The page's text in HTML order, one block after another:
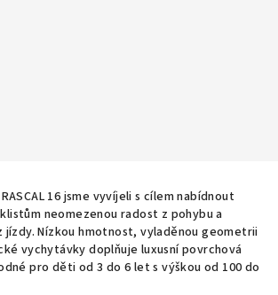
16 jsme vyvíjeli s cílem nabídnout
neomezenou radost z pohybu a
jízdy. Nízkou hmotnost, vyladěnou geometrii
vychytávky doplňuje luxusní povrchová
pro děti od 3 do 6 let s výškou od 100 do